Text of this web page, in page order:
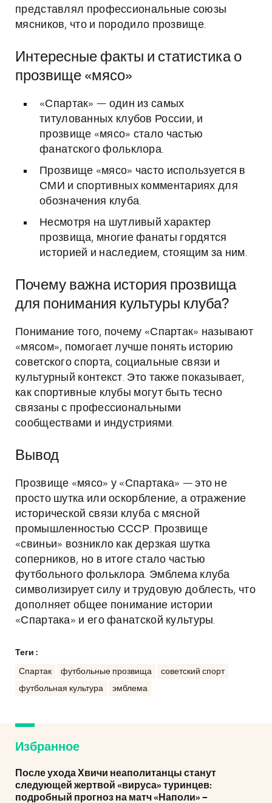
представлял профессиональные союзы
мясников, что и породило прозвище.
Интересные факты и статистика о
прозвище «мясо»
«Спартак» — один из самых
титулованных клубов России, и
прозвище «мясо» стало частью
фанатского фольклора.
Прозвище «мясо» часто используется в
СМИ и спортивных комментариях для
обозначения клуба.
Несмотря на шутливый характер
прозвища, многие фанаты гордятся
историей и наследием, стоящим за ним.
Почему важна история прозвища
для понимания культуры клуба?
Понимание того, почему «Спартак» называют
«мясом», помогает лучше понять историю
советского спорта, социальные связи и
культурный контекст. Это также показывает,
как спортивные клубы могут быть тесно
связаны с профессиональными
сообществами и индустриями.
Вывод
Прозвище «мясо» у «Спартака» — это не
просто шутка или оскорбление, а отражение
исторической связи клуба с мясной
промышленностью СССР. Прозвище
«свиньи» возникло как дерзкая шутка
соперников, но в итоге стало частью
футбольного фольклора. Эмблема клуба
символизирует силу и трудовую доблесть, что
дополняет общее понимание истории
«Спартака» и его фанатской культуры.
Теги :
Спартак футбольные прозвища
советский спорт
футбольная культура
эмблема
Избранное
После ухода Хвичи неаполитанцы станут
следующей жертвой «вируса» туринцев:
подробный прогноз на матч «Наполи» –